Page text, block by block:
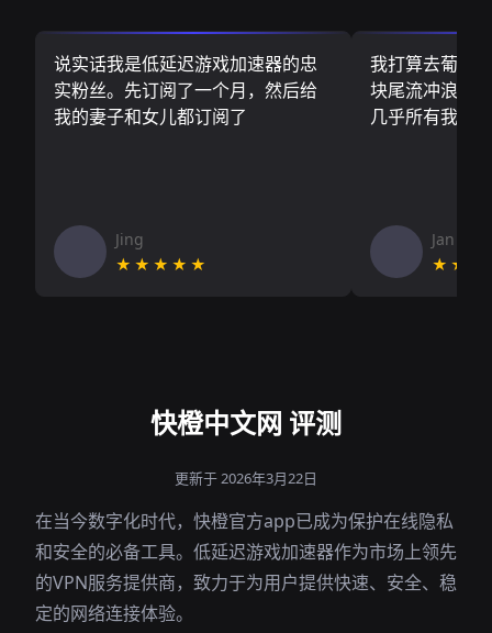
说实话我是低延迟游戏加速器的忠
实粉丝。先订阅了一个月，然后给
我的妻子和女儿都订阅了
Jing
★★★★★
我打算去葡萄
块尾流冲浪板
几乎所有我需
Jan V
快橙中文网 评测
更新于 2026年3月22日
在当今数字化时代，快橙官方app已成为保护在线隐私
和安全的必备工具。低延迟游戏加速器作为市场上领先
的VPN服务提供商，致力于为用户提供快速、安全、稳
定的网络连接体验。